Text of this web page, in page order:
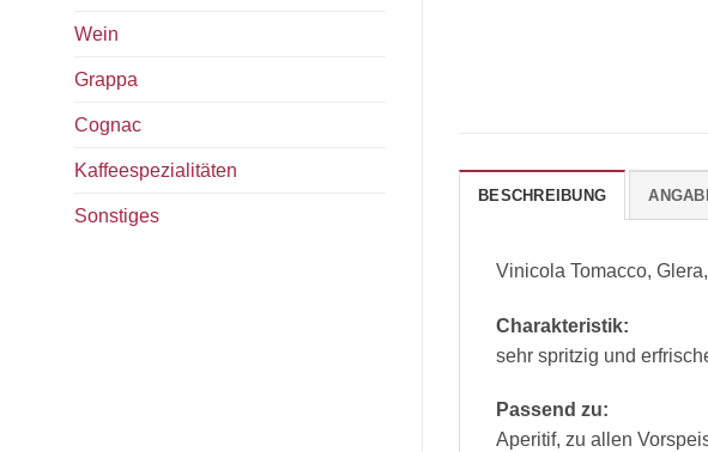
Wein
Grappa
Cognac
Kaffeespezialitäten
Sonstiges
BESCHREIBUNG
Vinicola Tomacco,
Charakteristik:
sehr spritzig und
Passend zu:
Aperitif, zu allen